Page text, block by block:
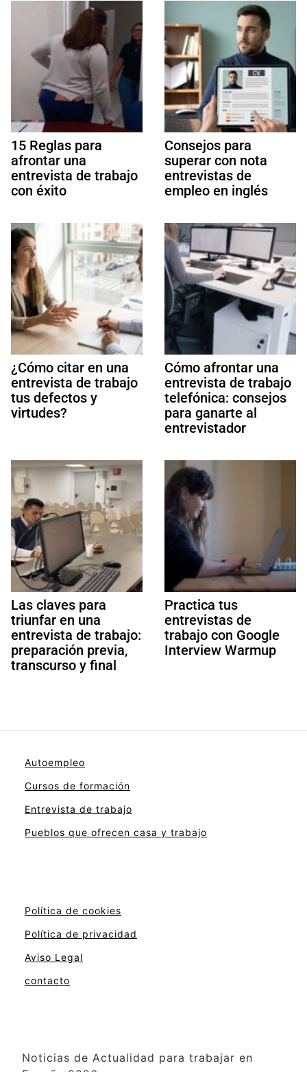
15 Reglas para
afrontar una
entrevista de trabajo
con éxito
Consejos para
superar con nota
entrevistas de
empleo en inglés
¿Cómo citar en una
entrevista de trabajo
tus defectos y
virtudes?
Cómo afrontar una
entrevista de trabajo
telefónica: consejos
para ganarte al
entrevistador
Las claves para
triunfar en una
entrevista de trabajo:
preparación previa,
transcurso y final
Practica tus
entrevistas de
trabajo con Google
Interview Warmup
Autoempleo
Cursos de formación
Entrevista de trabajo
Pueblos que ofrecen casa y trabajo
Política de cookies
Política de privacidad
Aviso Legal
contacto
Noticias de Actualidad para trabajar en